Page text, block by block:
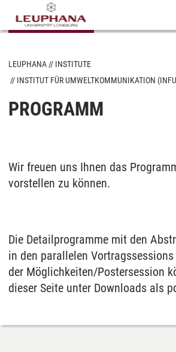
LEUPHANA
INSTITUTE
INSTITUT FÜR UMWELTKOMMUNIKATION
PROGRAMM
Wir freuen uns Ihnen das
vorstellen zu können.
Die Detailprogramme mit den
in den parallelen
der Möglichkeiten/Postersession
dieser Seite unter Downloads als